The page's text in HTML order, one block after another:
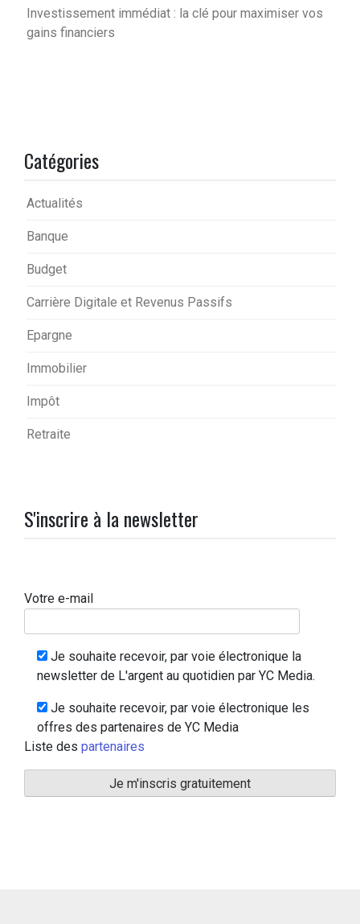
Investissement immédiat : la clé pour maximiser vos
gains financiers
Catégories
Actualités
Banque
Budget
Carrière Digitale et Revenus Passifs
Epargne
Immobilier
Impôt
Retraite
S'inscrire à la newsletter
Votre e-mail
Je souhaite recevoir, par voie électronique la
newsletter de L'argent au quotidien par YC Media.
Je souhaite recevoir, par voie électronique les
offres des partenaires de YC Media
Liste des partenaires